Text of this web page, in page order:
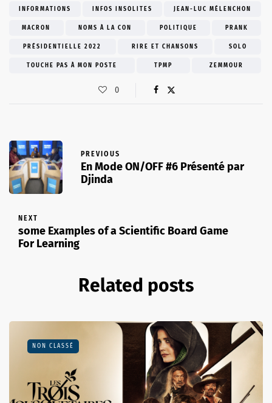
INFORMATIONS INFOS INSOLITES JEAN-LUC MÉLENCHON
MACRON NOMS À LA CON POLITIQUE PRANK
PRÉSIDENTIELLE 2022 RIRE ET CHANSONS SOLO
TOUCHE PAS À MON POSTE TPMP ZEMMOUR
0
PREVIOUS
En Mode ON/OFF #6 Présenté par
Djinda
NEXT
some Examples of a Scientific Board Game
For Learning
Related posts
NON CLASSÉ